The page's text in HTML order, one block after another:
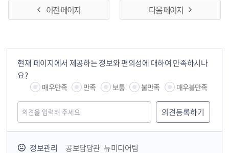
이전 페이지 다음 페이지
현재 페이지에서 제공하는 정보와 편의성에 대하여 만족하시나
요?
매우만족 만족 보통 불만족 매우불만족
정보관리
공보담당관 뉴미디어팀